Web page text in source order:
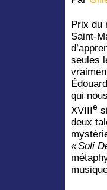
Prix du
Saint-
seules
qui
XVIIIe
deux
« Soli